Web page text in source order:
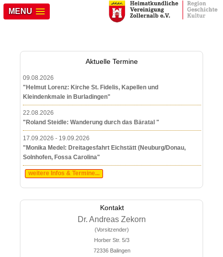
MENU
Aktuelle Termine
09.08.2026
"Helmut Lorenz: Kirche St. Fidelis, Kapellen und
Kleindenkmale in Burladingen"
22.08.2026
"Roland Steidle: Wanderung durch das Bäratal "
17.09.2026 - 19.09.2026
"Monika Medel: Dreitagesfahrt Eichstätt (Neuburg/Donau,
Solnhofen, Fossa Carolina"
weitere Infos & Termine...
Kontakt
Dr. Andreas Zekorn
(Vorsitzender)
Horber Str. 5/3
72336 Balingen